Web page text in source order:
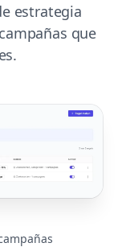
estrategia
que